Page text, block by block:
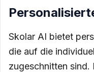
Skolar AI bietet
die auf die
zugeschnitten sind.